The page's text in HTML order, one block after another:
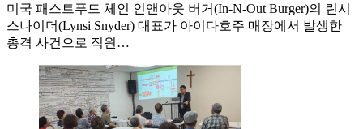
미국 패스트푸드 체인 인앤아웃 버거(In-N-Out Burger)의 린시
스나이더(Lynsi Snyder) 대표가 아이다호주 매장에서 발생한
총격 사건으로 직원…